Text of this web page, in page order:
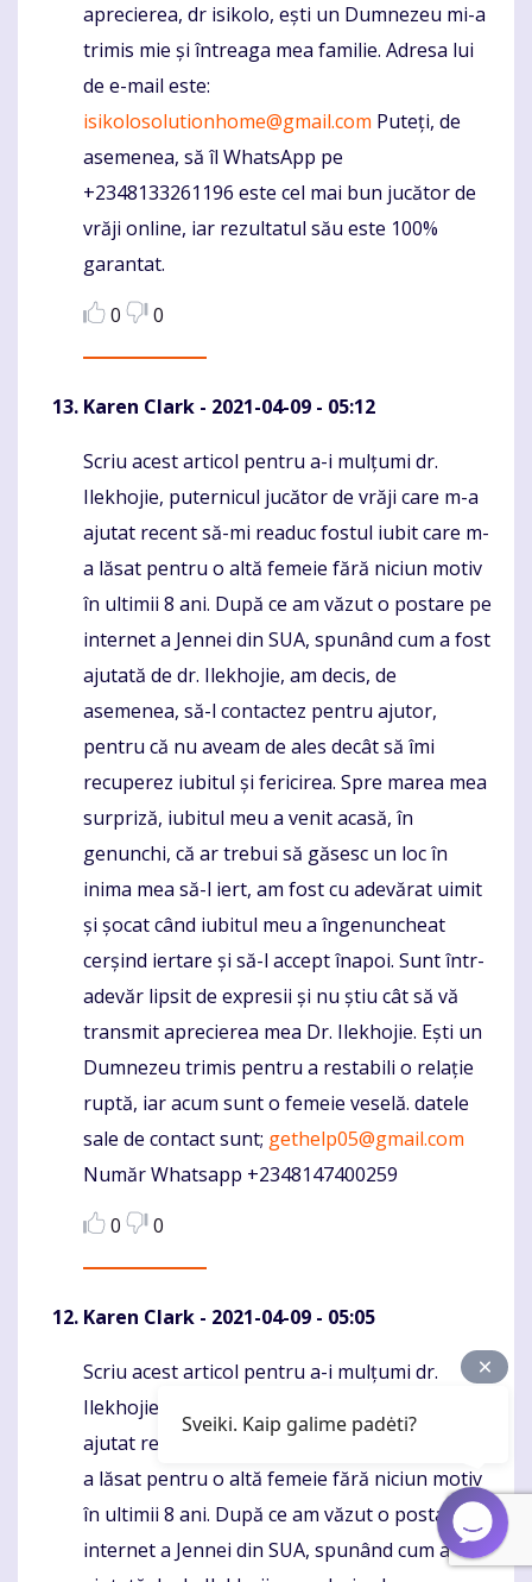
aprecierea, dr isikolo, ești un Dumnezeu mi-a
trimis mie și întreaga mea familie. Adresa lui
de e-mail este:
isikolosolutionhome@gmail.com Puteți, de
asemenea, să îl WhatsApp pe
+2348133261196 este cel mai bun jucător de
vrăji online, iar rezultatul său este 100%
garantat.
0
0
Karen Clark - 2021-04-09 - 05:12
Komentaras
Scriu acest articol pentru a-i mulțumi dr.
Ilekhojie, puternicul jucător de vrăji care m-a
ajutat recent să-mi readuc fostul iubit care m-
a lăsat pentru o altă femeie fără niciun motiv
în ultimii 8 ani. După ce am văzut o postare pe
internet a Jennei din SUA, spunând cum a fost
ajutată de dr. Ilekhojie, am decis, de
asemenea, să-l contactez pentru ajutor,
pentru că nu aveam de ales decât să îmi
recuperez iubitul și fericirea. Spre marea mea
surpriză, iubitul meu a venit acasă, în
genunchi, că ar trebui să găsesc un loc în
inima mea să-l iert, am fost cu adevărat uimit
și șocat când iubitul meu a îngenuncheat
cerșind iertare și să-l accept înapoi. Sunt într-
adevăr lipsit de expresii și nu știu cât să vă
transmit aprecierea mea Dr. Ilekhojie. Ești un
Dumnezeu trimis pentru a restabili o relație
ruptă, iar acum sunt o femeie veselă. datele
sale de contact sunt; gethelp05@gmail.com
Număr Whatsapp +2348147400259
0
0
Karen Clark - 2021-04-09 - 05:05
Komentaras
Scriu acest articol pentru a-i mulțumi dr.
Ilekhojie, puternicul jucător de vrăji care m-a
ajutat recent să-mi readuc fostul iubit care m-
a lăsat pentru o altă femeie fără niciun motiv
în ultimii 8 ani. După ce am văzut o postare pe
internet a Jennei din SUA, spunând cum a fost
Sveiki. Kaip galime padėti?